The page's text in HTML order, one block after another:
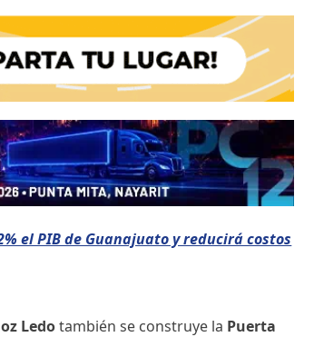
el PIB de Guanajuato y reducirá costos
Ledotambién se construye la Puerta